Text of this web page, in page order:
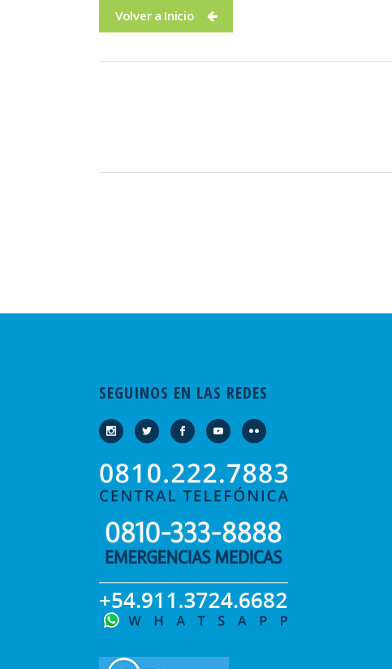
Volver a Inicio
SEGUINOS EN LAS REDES